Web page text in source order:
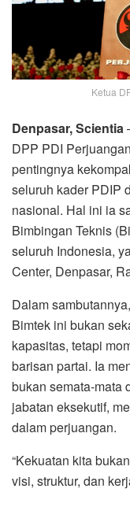
Ketua
Denpasar, Scientia
DPP PDI
pentingnya
seluruh kader PDIP
nasional. Hal ini ia
Bimbingan Teknis
seluruh Indonesia,
Center, Denpasar,
Dalam
Bimtek ini bukan
kapasitas, tetapi
barisan partai. Ia
bukan semata-mata
jabatan eksekutif,
dalam perjuangan.
“Kekuatan kita
visi, struktur, dan